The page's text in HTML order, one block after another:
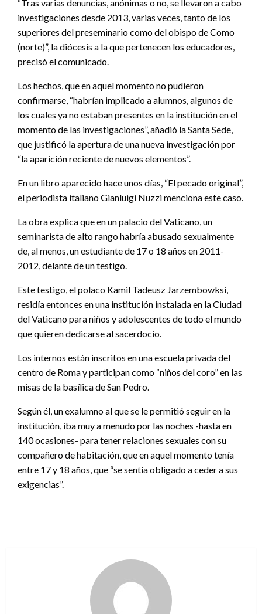
“Tras varias denuncias, anónimas o no, se llevaron a cabo
investigaciones desde 2013, varias veces, tanto de los
superiores del preseminario como del obispo de Como
(norte)”, la diócesis a la que pertenecen los educadores,
precisó el comunicado.
Los hechos, que en aquel momento no pudieron
confirmarse, “habrían implicado a alumnos, algunos de
los cuales ya no estaban presentes en la institución en el
momento de las investigaciones”, añadió la Santa Sede,
que justificó la apertura de una nueva investigación por
“la aparición reciente de nuevos elementos”.
En un libro aparecido hace unos días, “El pecado original”,
el periodista italiano Gianluigi Nuzzi menciona este caso.
La obra explica que en un palacio del Vaticano, un
seminarista de alto rango habría abusado sexualmente
de, al menos, un estudiante de 17 o 18 años en 2011-
2012, delante de un testigo.
Este testigo, el polaco Kamil Tadeusz Jarzembowksi,
residía entonces en una institución instalada en la Ciudad
del Vaticano para niños y adolescentes de todo el mundo
que quieren dedicarse al sacerdocio.
Los internos están inscritos en una escuela privada del
centro de Roma y participan como “niños del coro” en las
misas de la basílica de San Pedro.
Según él, un exalumno al que se le permitió seguir en la
institución, iba muy a menudo por las noches -hasta en
140 ocasiones- para tener relaciones sexuales con su
compañero de habitación, que en aquel momento tenía
entre 17 y 18 años, que “se sentía obligado a ceder a sus
exigencias”.